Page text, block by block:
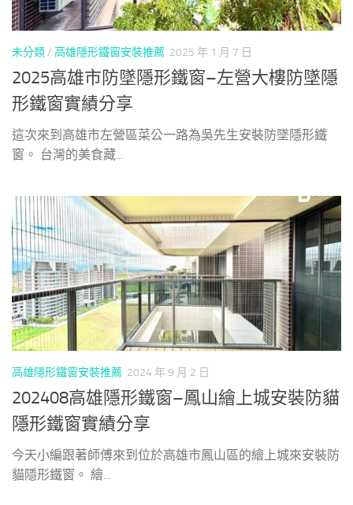
未分類/ 高雄隱形鐵窗安裝推薦 2025 年 1 月 7 日
2025高雄市防墜隱形鐵窗–左營大樓防墜隱
形鐵窗實績分享
這次來到高雄市左營區菜公一路為吳先生安裝防墜隱形鐵
窗。 台灣的美食藏...
高雄隱形鐵窗安裝推薦 2024 年 9 月 2 日
202408高雄隱形鐵窗–鳳山繪上城安裝防貓
隱形鐵窗實績分享
今天小編跟著師傅來到位於高雄市鳳山區的繪上城來安裝防
貓隱形鐵窗。 繪...